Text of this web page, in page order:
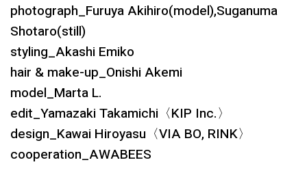
photograph_Furuya Akihiro(model),Suganuma
Shotaro(still)
styling_Akashi Emiko
hair & make-up_Onishi Akemi
model_Marta L.
edit_Yamazaki Takamichi〈KIP Inc.〉
design_Kawai Hiroyasu〈VIA BO, RINK〉
cooperation_AWABEES